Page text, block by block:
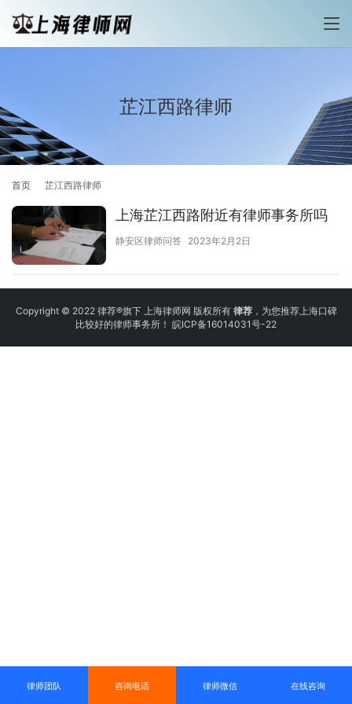
芷江西路律师
首页 芷江西路律师
上海芷江西路附近有律师事务所吗
静安区律师问答 2023年2月2日
Copyright © 2022 律荐®旗下 上海律师网 版权所有 律荐，为您推荐上海口碑
比较好的律师事务所！ 皖ICP备16014031号-22
律师团队 咨询电话 律师微信 在线咨询